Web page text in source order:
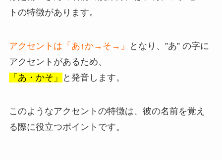
トの特徴があります。
アクセントは「あ↑か→そ→」
となり、”あ” の字に
アクセントがあるため、
「あ・かそ」
と発音します。
このようなアクセントの特徴は、彼の名前を覚え
る際に役立つポイントです。